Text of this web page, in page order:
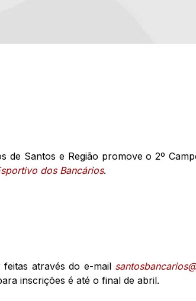
de Santos e Região promove o 2º
dos Bancários.
através do e-mail
inscrições é até o final de abril.